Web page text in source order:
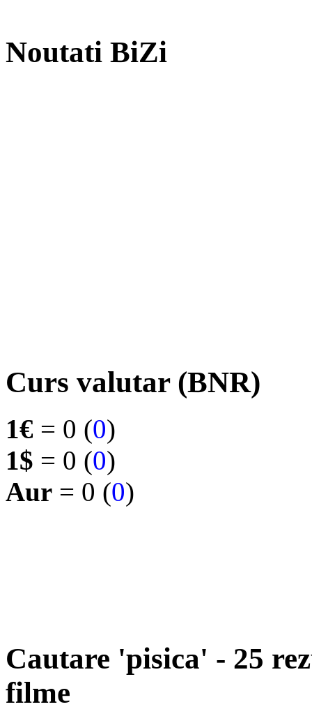
Noutati BiZi
Curs valutar (BNR)
1€ = 0 (0)
1$ = 0 (0)
Aur = 0 (0)
Cautare 'pisica' - 25
filme